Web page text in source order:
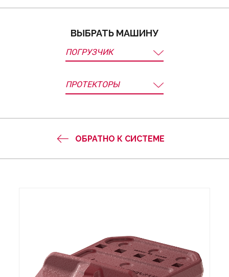
ВЫБРАТЬ МАШИНУ
ПОГРУЗЧИК
ПРОТЕКТОРЫ
ОБРАТНО К СИСТЕМЕ